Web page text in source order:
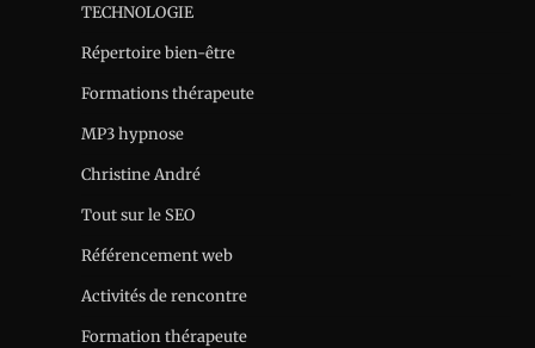
TECHNOLOGIE
Répertoire bien-être
Formations thérapeute
MP3 hypnose
Christine André
Tout sur le SEO
Référencement web
Activités de rencontre
Formation thérapeute